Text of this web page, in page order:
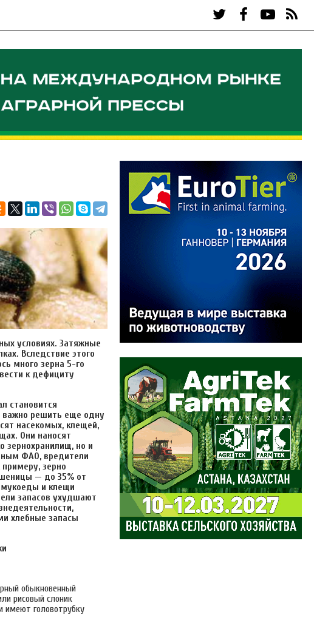
условиях. Затяжные
Вследствие этого
много зерна 5-го
к дефициту
становится
важно решить еще одну
насекомых, клещей,
Они наносят
зернохранилищ, но и
ФАО, вредители
зерно
— до 35% от
мукоеды и клещи
запасов ухудшают
хлебные запасы
обыкновенный
рисовый слоник
имеют головотрубку